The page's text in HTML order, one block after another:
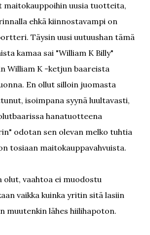
maitokauppoihin uusia tuotteita,
ehkä kiinnostavampi on
Täysin uusi uutuushan tämä
kamaa sai "William K Billy"
William K -ketjun baareista
En ollut silloin juomasta
isoimpana syynä luultavasti,
hanatuotteena
odotan sen olevan melko tuhtia
tosiaan maitokauppavahvuista.
olut, vaahtoa ei muodostu
vaikka kuinka yritin sitä lasiin
muutenkin lähes hiilihapoton.